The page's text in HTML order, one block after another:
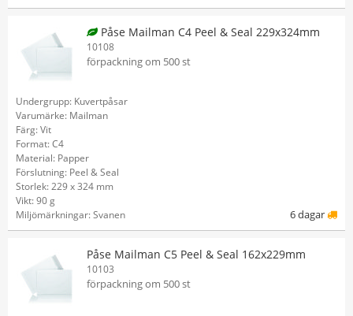
Påse Mailman C4 Peel & Seal 229x324mm
10108
förpackning om 500 st
Undergrupp: Kuvertpåsar
Varumärke: Mailman
Färg: Vit
Format: C4
Material: Papper
Förslutning: Peel & Seal
Storlek: 229 x 324 mm
Vikt: 90 g
Miljömärkningar: Svanen
6 dagar
Påse Mailman C5 Peel & Seal 162x229mm
10103
förpackning om 500 st